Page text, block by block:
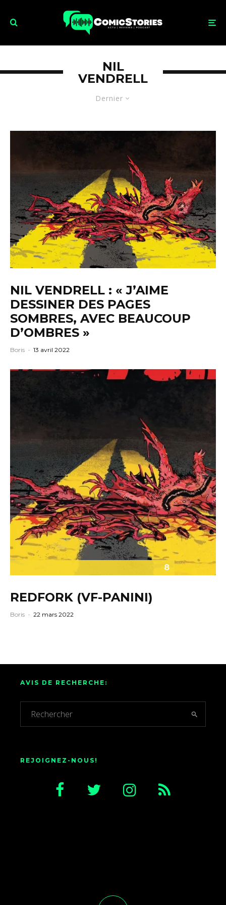
Dernier
NIL
VENDRELL
NIL VENDRELL : « J’AIME
DESSINER DES PAGES
SOMBRES, AVEC BEAUCOUP
D’OMBRES »
Boris · 13 avril 2022
8
REDFORK (VF-PANINI)
Boris · 22 mars 2022
AVIS DE RECHERCHE:
REJOIGNEZ-NOUS!